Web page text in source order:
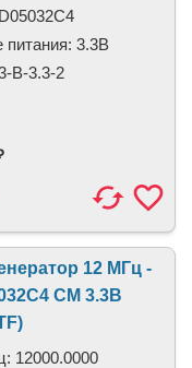
питания: 3.3В
B-3.3-2
12 МГц -
CM 3.3В
12000.0000